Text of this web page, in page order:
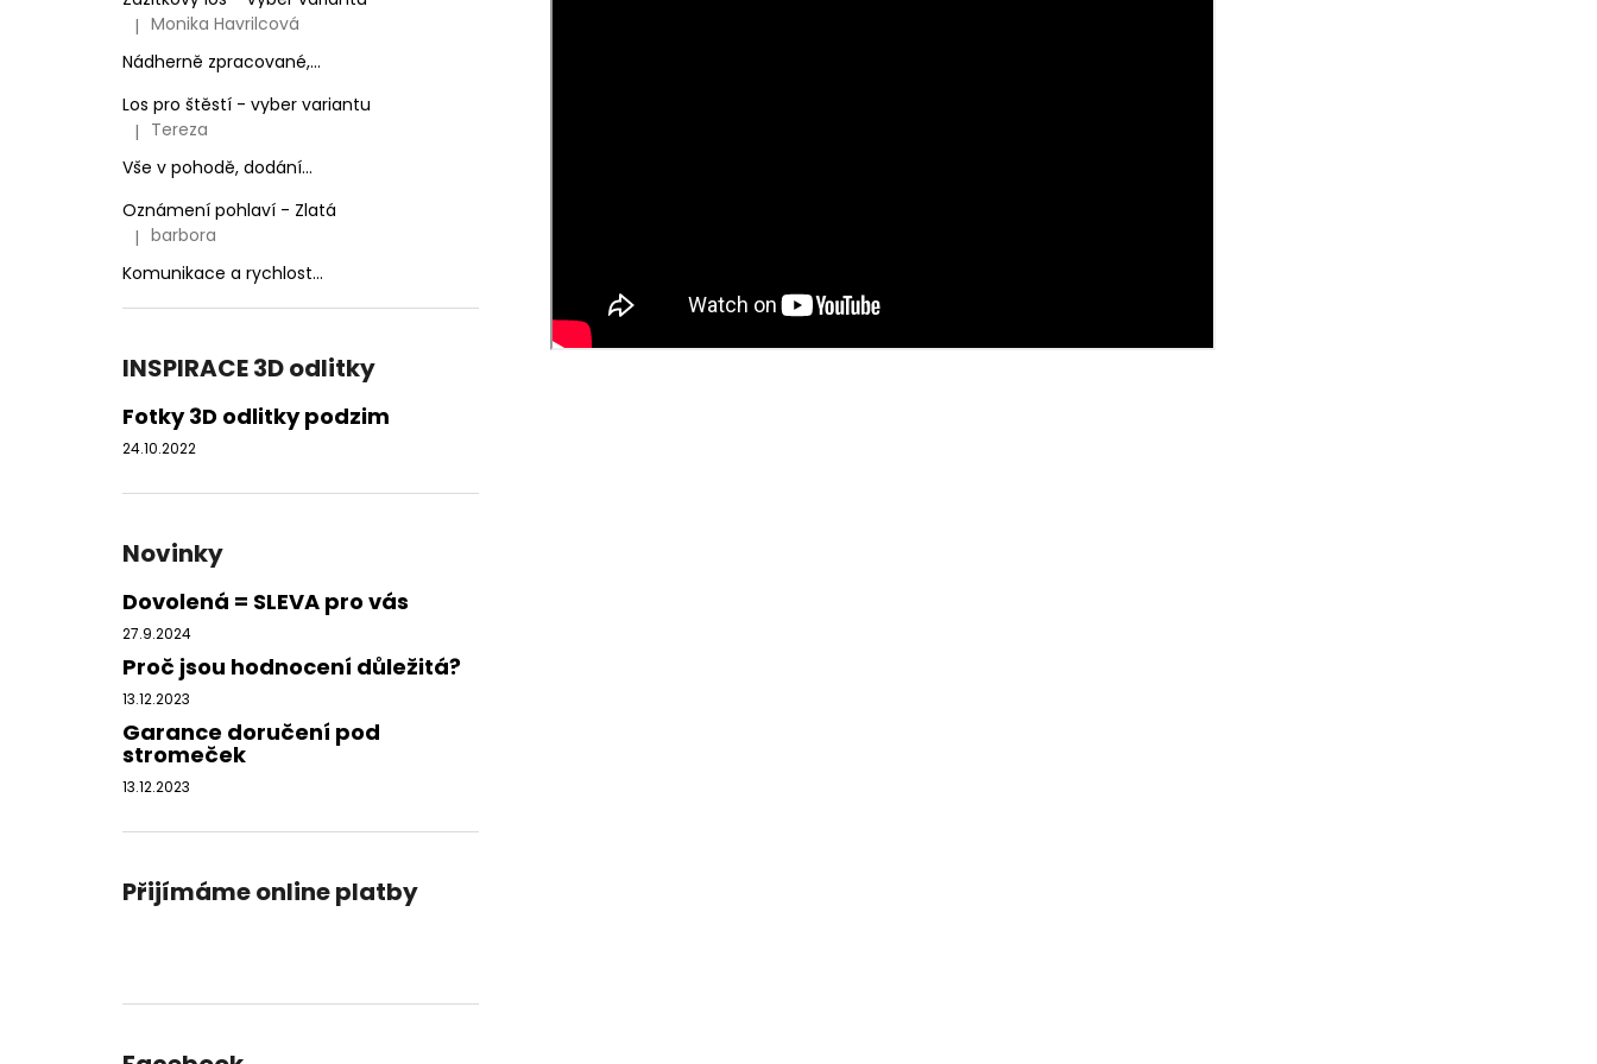
Hodnocení produktu je 5 z 5 hvězdiček.
| Monika Havrilcová
Nádherně zpracované,...
Los pro štěstí - vyber variantu
Hodnocení produktu je 3 z 5 hvězdiček.
| Tereza
Vše v pohodě, dodání...
Oznámení pohlaví - Zlatá
Hodnocení produktu je 5 z 5 hvězdiček.
| barbora
Komunikace a rychlost...
INSPIRACE 3D odlitky
Fotky 3D odlitky podzim
24.10.2022
Novinky
Dovolená = SLEVA pro vás
27.9.2024
Proč jsou hodnocení důležitá?
13.12.2023
Garance doručení pod
stromeček
13.12.2023
Přijímáme online platby